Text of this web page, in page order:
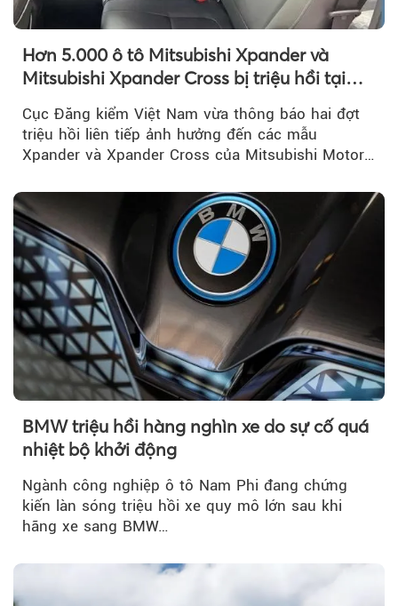
Hơn 5.000 ô tô Mitsubishi Xpander và
Mitsubishi Xpander Cross bị triệu hồi tại
Cục Đăng kiểm Việt Nam vừa thông báo hai đợt
triệu hồi liên tiếp ảnh hưởng đến các mẫu
Xpander và Xpander Cross của Mitsubishi Motor
BMW triệu hồi hàng nghìn xe do sự cố quá
nhiệt bộ khởi động
Ngành công nghiệp ô tô Nam Phi đang chứng
kiến làn sóng triệu hồi xe quy mô lớn sau khi
hãng xe sang BMW…